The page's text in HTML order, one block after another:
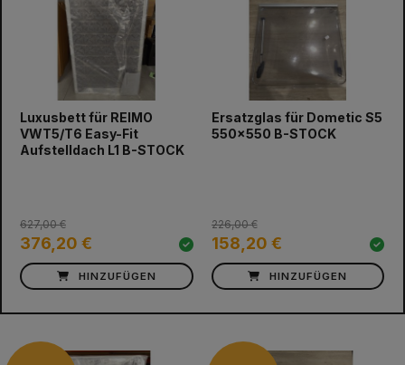
Luxusbett für REIMO
VWT5/T6 Easy-Fit
Aufstelldach L1 B-STOCK
376,20 €
627,00 €
HINZUFÜGEN
Ersatzglas für Dometic S5
550x550 B-STOCK
158,20 €
226,00 €
HINZUFÜGEN
prev